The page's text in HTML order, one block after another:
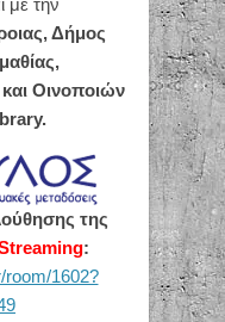
Δήμος
Οινοποιών
της
:
room/1602?